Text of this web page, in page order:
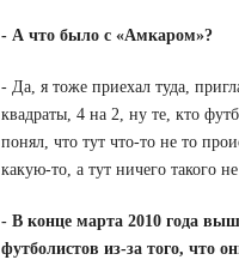
- А что было с «Амкаром»?
- Да, я тоже приехал туда,
квадраты, 4 на 2, ну те, кто
понял, что тут что-то не то
какую-то, а тут ничего такого
- В конце марта 2010 года
футболистов из-за того, что